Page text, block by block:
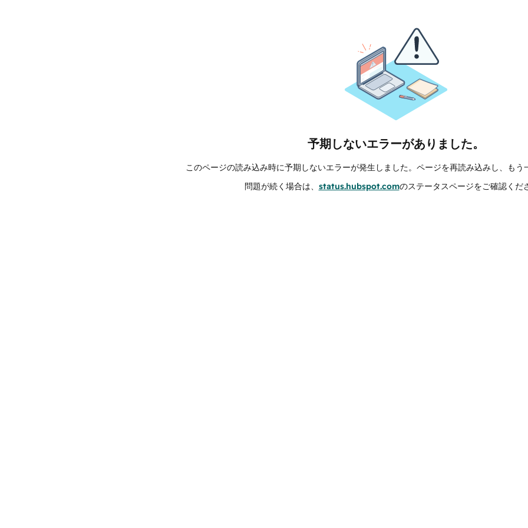
予期しないエラーがありました。
このページの読み込み時に予期しないエラーが発生しました。ページを再読み込みし、もう
問題が続く場合は、 status.hubspot.comのステータスページをご確認くだ